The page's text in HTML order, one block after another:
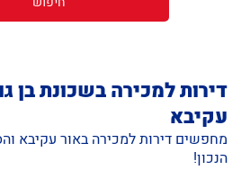
דירות למכירה בשכונת בן
עקיבא
מחפשים דירות למכירה באור עקיבא
הנכון!